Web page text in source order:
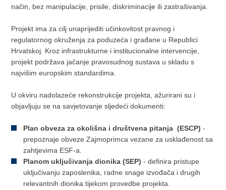
način, bez manipulacije, prisile, diskriminacije ili zastrašivanja.
Projekt ima za cilj unaprijediti učinkovitost pravnog i
regulatornog okruženja za poduzeća i građane u Republici
Hrvatskoj. Kroz infrastrukturne i institucionalne intervencije,
projekt podržava jačanje pravosudnog sustava u skladu s
najvišim europskim standardima.
U okviru nadolazeće rekonstrukcije projekta, ažurirani su i
objavljuju se na savjetovanje sljedeći dokumenti:
Plan obveza za okolišna i društvena pitanja (ESCP) -
prepoznaje obveze Zajmoprimca vezane za usklađenost sa
zahtjevima ESF-a.
Planom uključivanja dionika (SEP) - definira pristupe
uključivanju zaposlenika, radne snage izvođača i drugih
relevantnih dionika tijekom provedbe projekta.